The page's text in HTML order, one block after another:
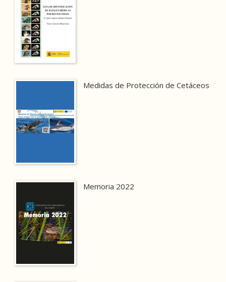
Medidas de Protección de Cetáceos
Memoria 2022